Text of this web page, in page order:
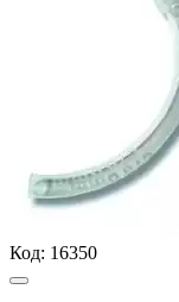
Код: 16350